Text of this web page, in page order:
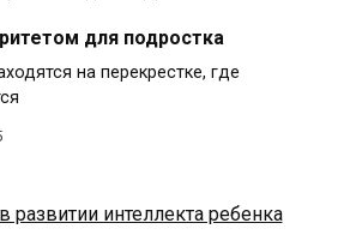
для подростка
на перекрестке, где